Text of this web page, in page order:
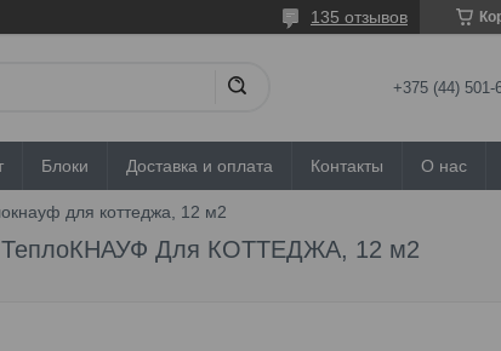
135 отзывов
+375 (44) 501-
Блоки Доставка и оплата Контакты О нас
для коттеджа, 12 м2
ТеплоКНАУФ Для КОТТЕДЖА, 12 м2